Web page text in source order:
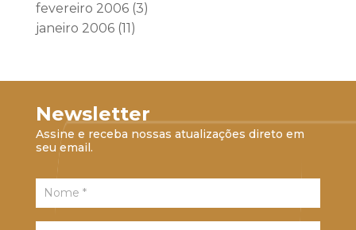
fevereiro 2006(3)
janeiro 2006(11)
Newsletter
Assine e receba nossas atualizações direto em
seu email.